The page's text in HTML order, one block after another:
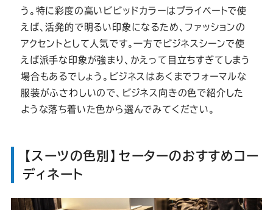
う。特に彩度の高いビビッドカラーはプライベートで使
えば、活発的で明るい印象になるため、ファッションの
アクセントとして人気です。一方でビジネスシーンで使
えば派手な印象が強まり、かえって目立ちすぎてしまう
場合もあるでしょう。ビジネスはあくまでフォーマルな
服装がふさわしいので、ビジネス向きの色で紹介した
ような落ち着いた色から選んでみてください。
【スーツの色別】セーターのおすすめコー
ディネート